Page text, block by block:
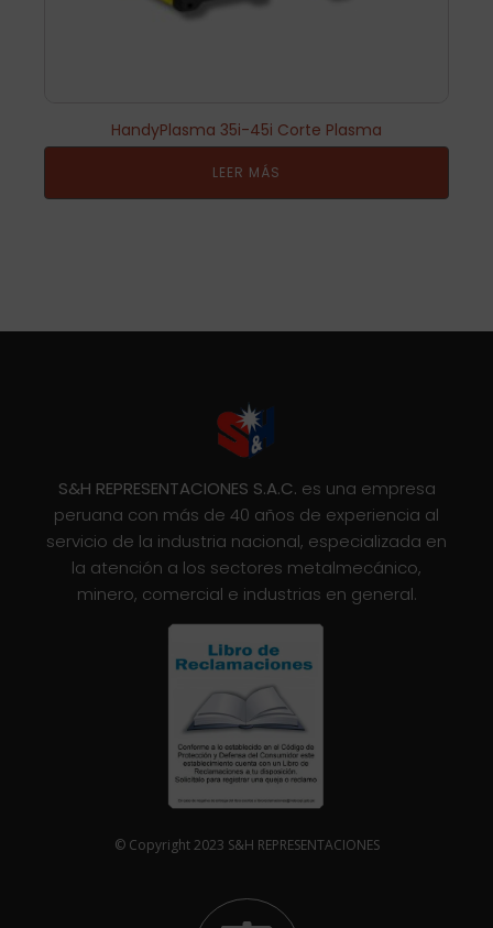
HandyPlasma 35i-45i Corte Plasma
LEER MÁS
S&H REPRESENTACIONES S.A.C. es una empresa
peruana con más de 40 años de experiencia al
servicio de la industria nacional, especializada en
la atención a los sectores metalmecánico,
minero, comercial e industrias en general.
© Copyright 2023 S&H REPRESENTACIONES